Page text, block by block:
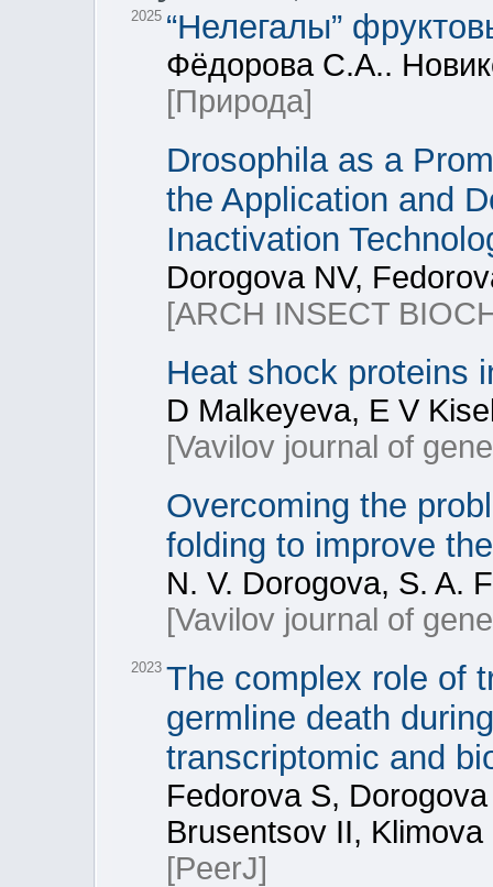
2025 “Нелегалы”
Фёдорова С.А..
[Природа]
Drosophila as a
the Application and
Inactivation
Dorogova NV,
[ARCH INSECT
Heat shock proteins
D Malkeyeva, E V
[Vavilov journal of
Overcoming the
folding to improve
N. V. Dorogova, S. A.
[Vavilov journal of
2023 The complex role of
germline death
transcriptomic and
Fedorova S,
Brusentsov II,
[PeerJ]